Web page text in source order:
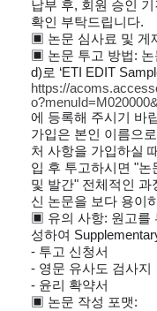
납부 후, 회원 승인 기
확인 부탁드립니다.
▣ 논문 심사료 및 게
▣ 논문 투고 방법: 논
d)로 ‘ETI EDIT
https://
에 등록해 주시기 바
가입은 본인 이름으
처 사항을 가입하실
입 후 투고하시면 "논
및 발간" 전체적인 과
신 논문을 보다 용이
▣ 유의 사항: 원고를
성하여
- 투고 신청서
- 영문 유사도 검사지
- 윤리 확약서
▣ 논문 작성 포맷: